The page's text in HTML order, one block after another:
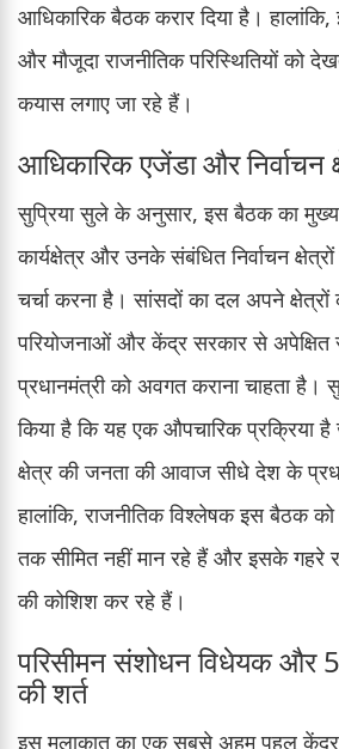
आधिकारिक बैठक करार दिया है।
और मौजूदा राजनीतिक परिस्थितियों को
कयास लगाए जा रहे हैं।
आधिकारिक एजेंडा और निर्वाचन
सुप्रिया सुले के अनुसार, इस बैठक का मुख्य
कार्यक्षेत्र और उनके संबंधित निर्वाचन
चर्चा करना है। सांसदों का दल अपने
परियोजनाओं और केंद्र सरकार से अपेक्षित
प्रधानमंत्री को अवगत कराना चाहता है।
किया है कि यह एक औपचारिक प्रक्रिया
क्षेत्र की जनता की आवाज सीधे देश के
हालांकि, राजनीतिक विश्लेषक इस बैठक को
तक सीमित नहीं मान रहे हैं और इसके गहरे
की कोशिश कर रहे हैं।
परिसीमन संशोधन विधेयक और
की शर्त
इस मुलाकात का एक सबसे अहम पहलू केंद्र